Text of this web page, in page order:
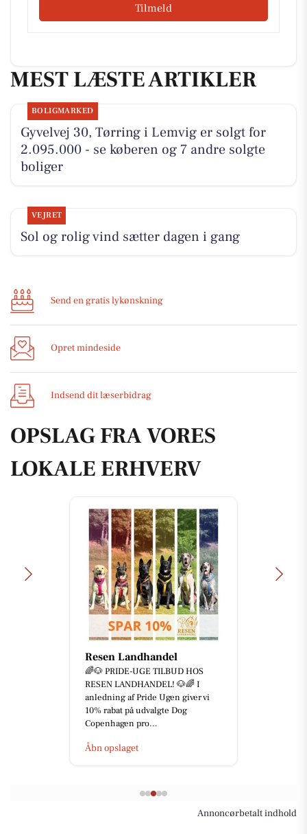
Tilmeld
MEST LÆSTE ARTIKLER
BOLIGMARKED
Gyvelvej 30, Tørring i Lemvig er solgt for
2.095.000 - se køberen og 7 andre solgte
boliger
VEJRET
Sol og rolig vind sætter dagen i gang
Send en gratis lykønskning
Opret mindeside
Indsend dit læserbidrag
OPSLAG FRA VORES
LOKALE ERHVERV
Resen Landhandel
🌈🐶 PRIDE-UGE TILBUD HOS
RESEN LANDHANDEL! 🐶🌈 I
anledning af Pride Ugen giver vi
10% rabat på udvalgte Dog
Copenhagen pro...
Åbn opslaget
Annoncørbetalt indhold